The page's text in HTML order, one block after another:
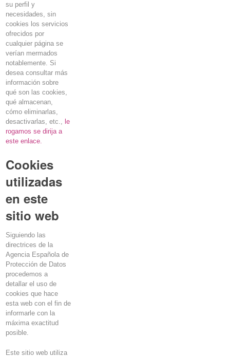
su perfil y
necesidades, sin
cookies los servicios
ofrecidos por
cualquier página se
verían mermados
notablemente. Si
desea consultar más
información sobre
qué son lascookies,
qué almacenan,
cómo eliminarlas,
desactivarlas, etc., le
rogamos se dirija a
este enlace.
Cookies
utilizadas
en este
sitio web
Siguiendo las
directrices de la
Agencia Española de
Protección de Datos
procedemos a
detallar el uso de
cookies que hace
esta web con el fin de
informarle con la
máxima exactitud
posible.
Este sitio web utiliza